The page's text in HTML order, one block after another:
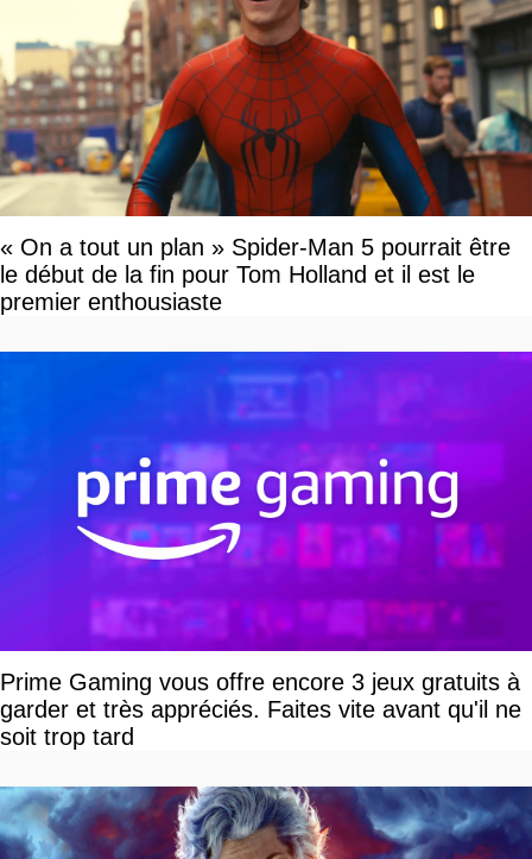
« On a tout un plan » Spider-Man 5 pourrait être
le début de la fin pour Tom Holland et il est le
premier enthousiaste
Prime Gaming vous offre encore 3 jeux gratuits à
garder et très appréciés. Faites vite avant qu'il ne
soit trop tard